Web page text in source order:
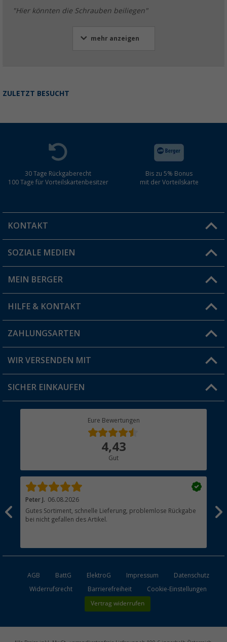
"Hier könnten die Schrauben beiliegen"
mehr anzeigen
ZULETZT BESUCHT
30 Tage Rückgaberecht
100 Tage für Vorteilskartenbesitzer
Bis zu 5% Bonus
mit der Vorteilskarte
KONTAKT
Du hast eine Frage?
Filiale finden
SOZIALE MEDIEN
MEIN BERGER
Vorteilskarte
Blog
Jobs & Karriere
HILFE & KONTAKT
FAQ & Kontakt
Versandinformationen
Rücksendung
ZAHLUNGSARTEN
WIR VERSENDEN MIT
SICHER EINKAUFEN
Eure Bewertungen
4,43
Gut
Peter J. 06.08.2026
Gutes Sortiment, schnelle Lieferung, problemlose Rückgabe
bei nicht gefallen des Artikel.
AGB BattG ElektroG Impressum
Datenschutz
Widerrufsrecht
Barrierefreiheit Cookie-Einstellungen
Vertrag widerrufen